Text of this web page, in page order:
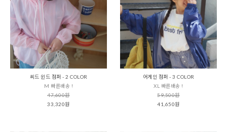
씨드 윈드 점퍼 - 2 COLOR
M 빠른배송 !
47,600원
33,320원
어게인 점퍼 - 3 COLOR
XL 빠른배송 !
59,500원
41,650원